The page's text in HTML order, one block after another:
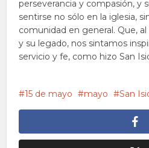
perseverancia y compasión, y
sentirse no sólo en la iglesia,
comunidad en general. Que,
y su legado, nos sintamos
servicio y fe, como hizo San
15 de mayo mayo San